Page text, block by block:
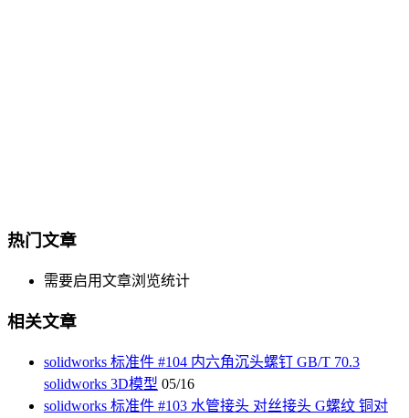
热门文章
需要启用文章浏览统计
相关文章
solidworks 标准件 #104 内六角沉头螺钉 GB/T 70.3
solidworks 3D模型 05/16
solidworks 标准件 #103 水管接头 对丝接头 G螺纹 铜对